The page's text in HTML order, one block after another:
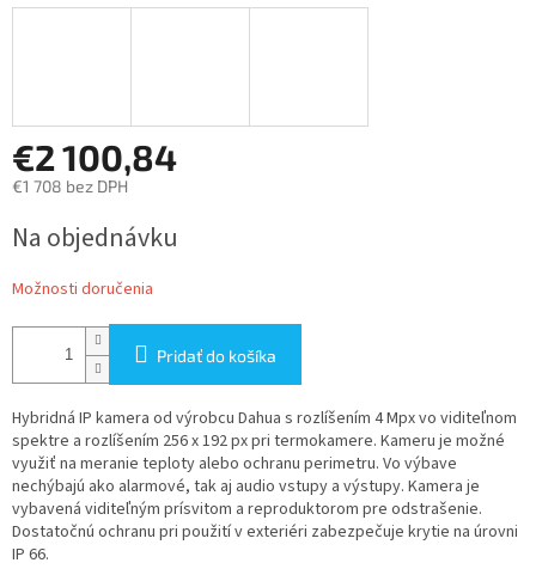
€2 100,84
€1 708 bez DPH
cena:
Na objednávku
Možnosti doručenia
Pridať do košíka
Hybridná IP kamera od výrobcu Dahua s rozlíšením 4 Mpx vo viditeľnom
spektre a rozlíšením 256 x 192 px pri termokamere. Kameru je možné
využiť na meranie teploty alebo ochranu perimetru. Vo výbave
nechýbajú ako alarmové, tak aj audio vstupy a výstupy. Kamera je
vybavená viditeľným prísvitom a reproduktorom pre odstrašenie.
Dostatočnú ochranu pri použití v exteriéri zabezpečuje krytie na úrovni
IP 66.